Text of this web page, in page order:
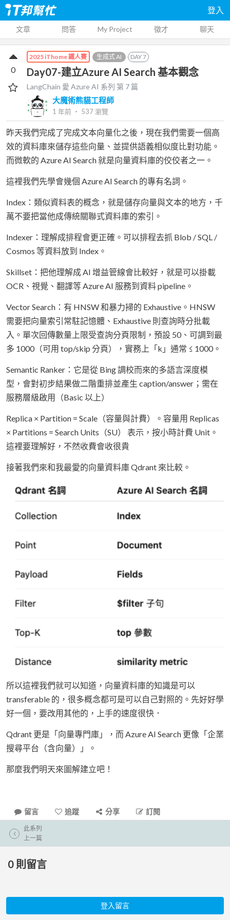
登入
文章 問答 My Project 徵才 聊天
2025 iThome 鐵人賽 生成式 AI DAY7
Day07-建立Azure AI Search 基本觀念
LangChain 愛 Azure AI 系列 第 7 篇
大魔術熊貓工程師
1 年前 ‧ 537瀏覽
0
昨天我們完成了完成文本向量化之後，現在我們需要一個高
效的資料庫來儲存這些向量、並提供語義相似度比對功能。
而微軟的 Azure AI Search 就是向量資料庫的佼佼者之一。
這裡我們先學會幾個 Azure AI Search 的專有名詞。
Index：類似資料表的概念，就是儲存向量與文本的地方，千
萬不要把當他成傳統關聯式資料庫的索引。
Indexer：理解成排程會更正確。可以排程去抓 Blob / SQL /
Cosmos 等資料放到 Index。
Skillset：把他理解成 AI 增益管線會比較好，就是可以掛載
OCR、視覺、翻譯等 Azure AI 服務到資料 pipeline。
Vector Search：有 HNSW 和暴力掃的 Exhaustive。HNSW
需要把向量索引常駐記憶體、Exhaustive 則查詢時分批載
入。單次回傳數量上限受查詢分頁限制，預設 50、可調到最
多 1000（可用 top/skip 分頁），實務上「k」通常 ≤ 1000。
Semantic Ranker：它是從 Bing 調校而來的多語言深度模
型，會對初步結果做二階重排並產生 caption/answer；需在
服務層級啟用（Basic 以上）
Replica × Partition = Scale（容量與計費）。容量用 Replicas
× Partitions = Search Units（SU） 表示，按小時計費 Unit。
這裡要理解好，不然收費會收很貴
接著我們來和我最愛的向量資料庫 Qdrant 來比較。
所以這裡我們就可以知道，向量資料庫的知識是可以
transferable 的，很多概念都可是可以自己對照的。先好好學
好一個，要改用其他的，上手的速度很快．
Qdrant 更是「向量專門庫」，而 Azure AI Search 更像「企業
搜尋平台（含向量）」。
那麼我們明天來圖解建立吧！
留言 追蹤 分享 訂閱
此系列
上一篇
0 則留言
登入留言